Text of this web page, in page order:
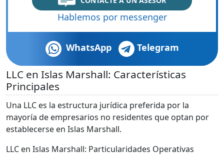
Hablemos por messenger
WhatsApp Telegram
LLC en Islas Marshall: Características
Principales
Una LLC es la estructura jurídica preferida por la
mayoría de empresarios no residentes que optan por
establecerse en Islas Marshall.
LLC en Islas Marshall: Particularidades Operativas